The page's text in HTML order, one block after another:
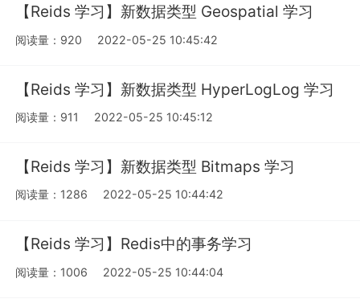
【Reids 学习】新数据类型 Geospatial 学习
阅读量：920 2022-05-25 10:45:42
【Reids 学习】新数据类型 HyperLogLog 学习
阅读量：911 2022-05-25 10:45:12
【Reids 学习】新数据类型 Bitmaps 学习
阅读量：1286 2022-05-25 10:44:42
【Reids 学习】Redis中的事务学习
阅读量：1006 2022-05-25 10:44:04